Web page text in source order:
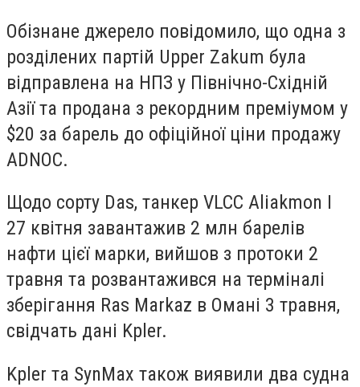
Обізнане джерело повідомило, що одна з
розділених партій Upper Zakum була
відправлена на НПЗ у Північно-Східній
Азії та продана з рекордним преміумом у
$20 за барель до офіційної ціни продажу
ADNOC.
Щодо сорту Das, танкер VLCC Aliakmon I
27 квітня завантажив 2 млн барелів
нафти цієї марки, вийшов з протоки 2
травня та розвантажився на терміналі
зберігання Ras Markaz в Омані 3 травня,
свідчать дані Kpler.
Kpler та ⁠SynMax також виявили два судна